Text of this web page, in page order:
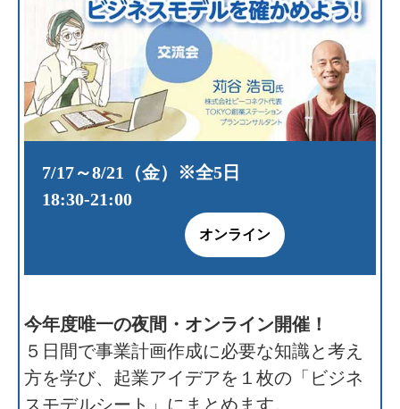
7/17～8/21（金）※全5日
18:30‐21:00
オンライン
今年度唯一の夜間・オンライン開催！
５日間で事業計画作成に必要な知識と考え
方を学び、起業アイデアを１枚の「ビジネ
スモデルシート」にまとめます。